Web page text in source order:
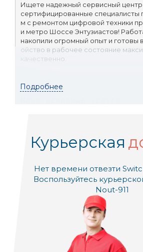
Ищете надежный сервисный
сертифицированные специалисты
м с ремонтом цифровой техники
и метро Шоссе Энтузиастов!
накопили огромный опыт и готовы
ойство в рабочее состояние
качественно.
Ремонт ноутбуков
Ремонт компьютеров и
Ремонт смартфонов и
Ремонт телевизоров
Подробнее
Курьерская
Нет времени отвезти
Воспользуйтесь
Nout-911